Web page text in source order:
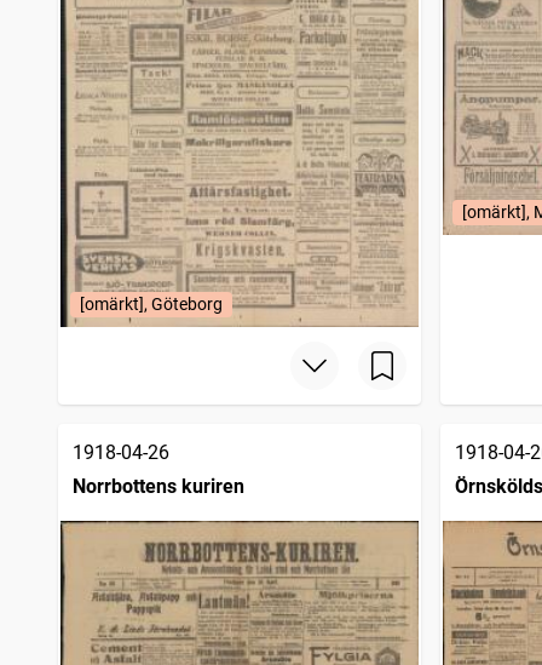
[omärkt], Göteborg
[omärkt],
1918-04-26
Norrbottens kuriren
1918-04-